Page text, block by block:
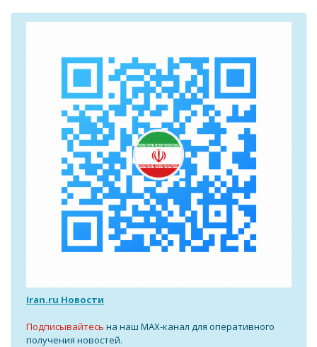
Iran.ru Новости
Подписывайтесь на наш MAX-канал для оперативного
получения новостей.